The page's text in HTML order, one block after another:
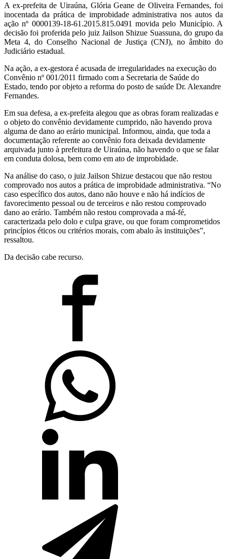
A ex-prefeita de Uiraúna, Glória Geane de Oliveira Fernandes, foi
inocentada da prática de improbidade administrativa nos autos da
ação nº 0000139-18-61.2015.815.0491 movida pelo Município. A
decisão foi proferida pelo juiz Jailson Shizue Suassuna, do grupo da
Meta 4, do Conselho Nacional de Justiça (CNJ), no âmbito do
Judiciário estadual.
Na ação, a ex-gestora é acusada de irregularidades na execução do
Convênio nº 001/2011 firmado com a Secretaria de Saúde do
Estado, tendo por objeto a reforma do posto de saúde Dr. Alexandre
Fernandes.
Em sua defesa, a ex-prefeita alegou que as obras foram realizadas e
o objeto do convênio devidamente cumprido, não havendo prova
alguma de dano ao erário municipal. Informou, ainda, que toda a
documentação referente ao convênio fora deixada devidamente
arquivada junto à prefeitura de Uiraúna, não havendo o que se falar
em conduta dolosa, bem como em ato de improbidade.
Na análise do caso, o juiz Jailson Shizue destacou que não restou
comprovado nos autos a prática de improbidade administrativa. “No
caso específico dos autos, dano não houve e não há indícios de
favorecimento pessoal ou de terceiros e não restou comprovado
dano ao erário. Também não restou comprovada a má-fé,
caracterizada pelo dolo e culpa grave, ou que foram comprometidos
princípios éticos ou critérios morais, com abalo às instituições”,
ressaltou.
Da decisão cabe recurso.